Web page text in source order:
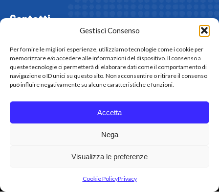
Gestisci Consenso
Per fornire le migliori esperienze, utilizziamo tecnologie come i cookie per
memorizzare e/o accedere alle informazioni del dispositivo. Il consenso a
queste tecnologie ci permetterà di elaborare dati come il comportamento di
navigazione o ID unici su questo sito. Non acconsentire o ritirare il consenso
può influire negativamente su alcune caratteristiche e funzioni.
Accetta
Nega
Visualizza le preferenze
Cookie PolicyPrivacy
Contatti
Via Liguria, 76/78 20025 Legnano (MI)
0331 545181
business@mrdigital.it
2026 © MR DIGITAL SRL - P. IVA / C.F: 07311000157 -
ALL RIGHTS RESERVED - POWERED BY OFFICINAIDEE
ADV
Termini e condizioni